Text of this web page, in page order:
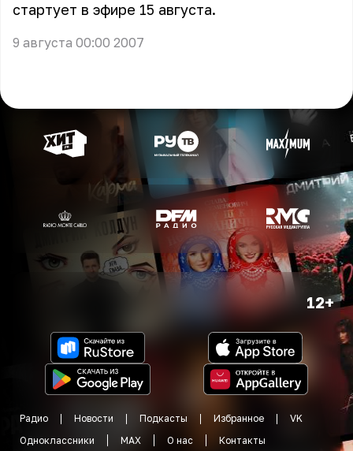
стартует в эфире 15 августа.
9 августа 00:00 2007
12+
Радио Новости Подкасты Избранное
VK
Одноклассники
MAX О нас Контакты